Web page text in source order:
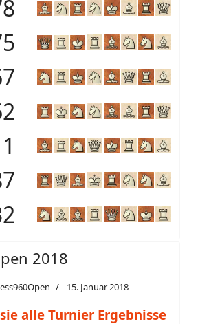
2018
15. Januar 2018
alle Turnier Ergebnisse